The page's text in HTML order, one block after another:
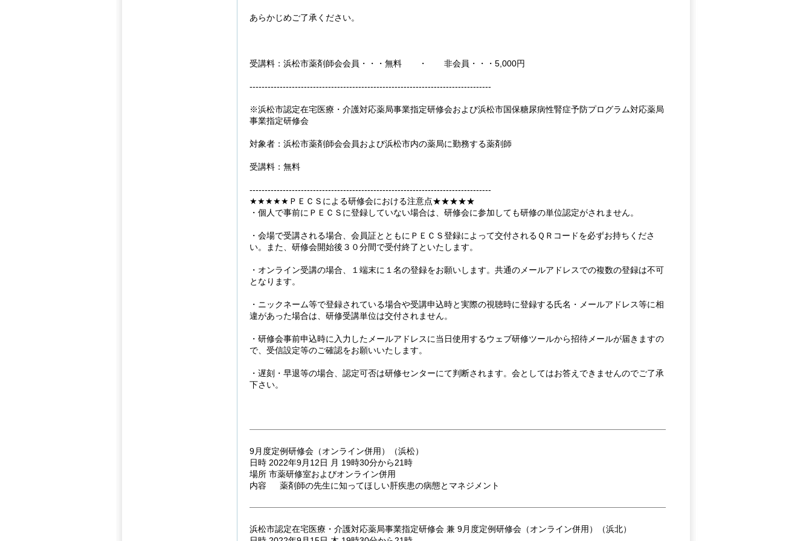
あらかじめご了承ください。
受講料：浜松市薬剤師会会員・・・無料 ・ 非会員・・・5,000円
--------------------------------------------------------------------------------
※浜松市認定在宅医療・介護対応薬局事業指定研修会および浜松市国保糖尿病性腎症予防プログラム対応薬局
事業指定研修会
対象者：浜松市薬剤師会会員および浜松市内の薬局に勤務する薬剤師
受講料：無料
--------------------------------------------------------------------------------
★★★★★ＰＥＣＳによる研修会における注意点★★★★★
・個人で事前にＰＥＣＳに登録していない場合は、研修会に参加しても研修の単位認定がされません。
・会場で受講される場合、会員証とともにＰＥＣＳ登録によって交付されるＱＲコードを必ずお持ちくださ
い。また、研修会開始後３０分間で受付終了といたします。
・オンライン受講の場合、１端末に１名の登録をお願いします。共通のメールアドレスでの複数の登録は不可
となります。
・ニックネーム等で登録されている場合や受講申込時と実際の視聴時に登録する氏名・メールアドレス等に相
違があった場合は、研修受講単位は交付されません。
・研修会事前申込時に入力したメールアドレスに当日使用するウェブ研修ツールから招待メールが届きますの
で、受信設定等のご確認をお願いいたします。
・遅刻・早退等の場合、認定可否は研修センターにて判断されます。会としてはお答えできませんのでご了承
下さい。
9月度定例研修会（オンライン併用）（浜松）
日時 2022年9月12日 月 19時30分から21時
場所 市薬研修室およびオンライン併用
内容 薬剤師の先生に知ってほしい肝疾患の病態とマネジメント
浜松市認定在宅医療・介護対応薬局事業指定研修会 兼 9月度定例研修会（オンライン併用）（浜北）